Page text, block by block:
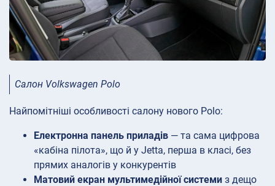
Салон Volkswagen Polo
Найпомітніші особливості салону нового Polo:
Електронна панель приладів — та сама цифрова
«кабіна пілота», що й у Jetta, перша в класі, без
прямих аналогів у конкурентів
Матовий екран мультимедійної системи з дещо